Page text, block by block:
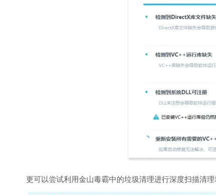
更可以尝试利用金山毒霸中的垃圾清理进行深度扫描清理